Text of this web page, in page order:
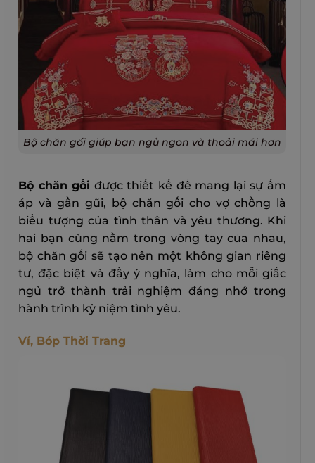
Bộ chăn gối giúp bạn ngủ ngon và thoải mái hơn
Bộ chăn gối được thiết kế để mang lại sự ấm
áp và gần gũi, bộ chăn gối cho vợ chồng là
biểu tượng của tình thân và yêu thương. Khi
hai bạn cùng nằm trong vòng tay của nhau,
bộ chăn gối sẽ tạo nên một không gian riêng
tư, đặc biệt và đầy ý nghĩa, làm cho mỗi giấc
ngủ trở thành trải nghiệm đáng nhớ trong
hành trình kỷ niệm tình yêu.
Ví, Bóp Thời Trang